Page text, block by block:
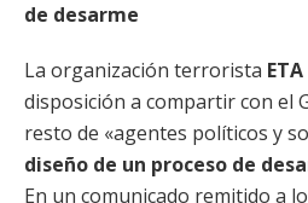
de desarme
La organización terrorista ETA
disposición a compartir con el
resto de «agentes políticos y
diseño de un proceso de
En un comunicado remitido a